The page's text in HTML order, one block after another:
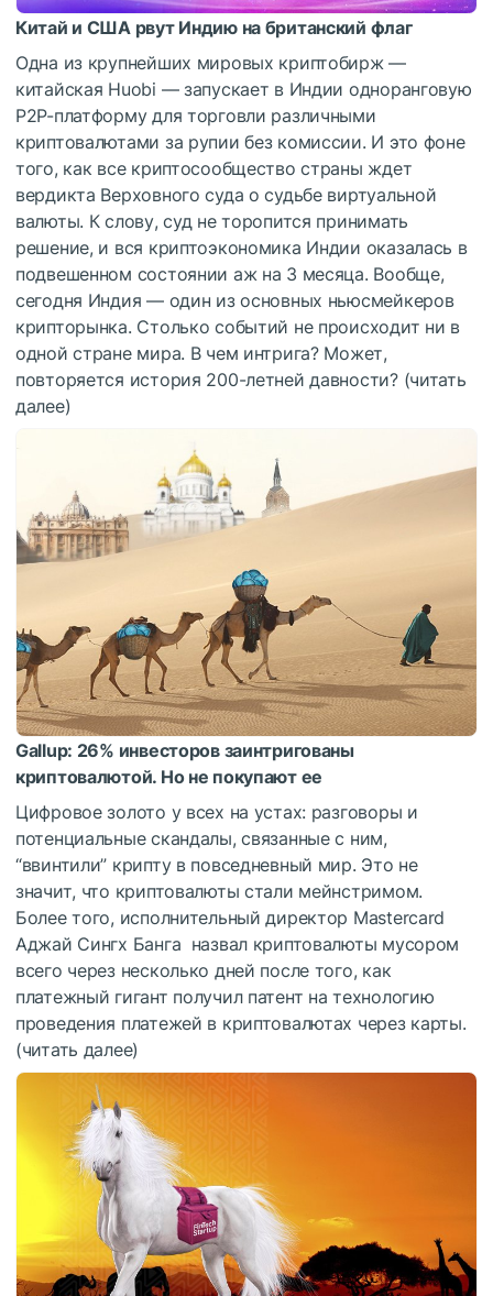
Китай и США рвут Индию на британский флаг
Одна из крупнейших мировых криптобирж —
китайская Huobi — запускает в Индии одноранговую
P2P-платформу для торговли различными
криптовалютами за рупии без комиссии. И это фоне
того, как все криптосообщество страны ждет
вердикта Верховного суда о судьбе виртуальной
валюты. К слову, суд не торопится принимать
решение, и вся криптоэкономика Индии оказалась в
подвешенном состоянии аж на 3 месяца. Вообще,
сегодня Индия — один из основных ньюсмейкеров
крипторынка. Столько событий не происходит ни в
одной стране мира. В чем интрига? Может,
повторяется история 200-летней давности? (читать
далее)
Gallup: 26% инвесторов заинтригованы
криптовалютой. Но не покупают ее
Цифровое золото у всех на устах: разговоры и
потенциальные скандалы, связанные с ним,
“ввинтили” крипту в повседневный мир. Это не
значит, что криптовалюты стали мейнстримом.
Более того, исполнительный директор Mastercard
Аджай Сингх Банга назвал криптовалюты мусором
всего через несколько дней после того, как
платежный гигант получил патент на технологию
проведения платежей в криптовалютах через карты.
(читать далее)